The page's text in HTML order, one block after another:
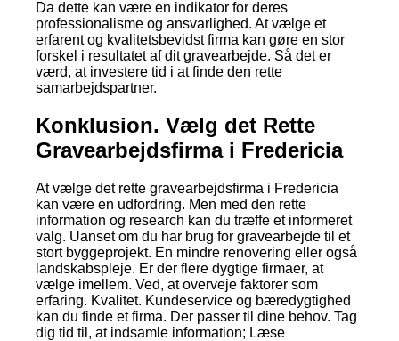
Da dette kan være en indikator for deres
professionalisme og ansvarlighed. At vælge et
erfarent og kvalitetsbevidst firma kan gøre en stor
forskel i resultatet af dit gravearbejde. Så det er
værd, at investere tid i at finde den rette
samarbejdspartner.
Konklusion. Vælg det Rette
Gravearbejdsfirma i Fredericia
At vælge det rette gravearbejdsfirma i Fredericia
kan være en udfordring. Men med den rette
information og research kan du træffe et informeret
valg. Uanset om du har brug for gravearbejde til et
stort byggeprojekt. En mindre renovering eller også
landskabspleje. Er der flere dygtige firmaer, at
vælge imellem. Ved, at overveje faktorer som
erfaring. Kvalitet. Kundeservice og bæredygtighed
kan du finde et firma. Der passer til dine behov. Tag
dig tid til, at indsamle information; Læse